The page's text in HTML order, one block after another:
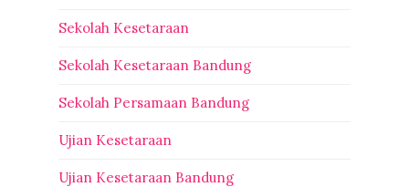
Sekolah Kesetaraan
Sekolah Kesetaraan Bandung
Sekolah Persamaan Bandung
Ujian Kesetaraan
Ujian Kesetaraan Bandung